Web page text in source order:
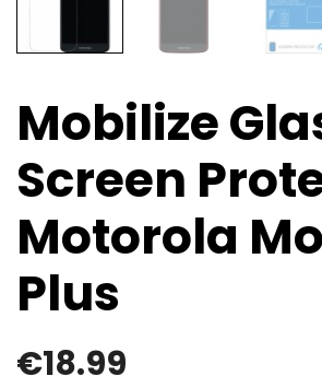
Mobilize
Screen
Motorola
Plus
€18.99